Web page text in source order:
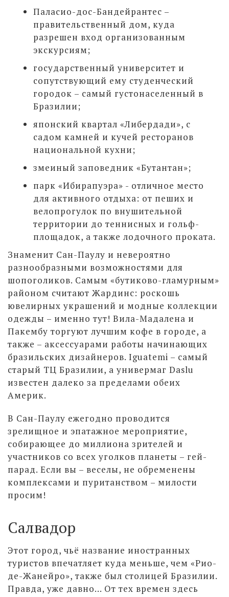
Паласио-дос-Бандейрантес –
правительственный дом, куда
разрешен вход организованным
экскурсиям;
государственный университет и
сопутствующий ему студенческий
городок – самый густонаселенный в
Бразилии;
японский квартал «Либердади», с
садом камней и кучей ресторанов
национальной кухни;
змеиный заповедник «Бутантан»;
парк «Ибирапуэра» - отличное место
для активного отдыха: от пеших и
велопрогулок по внушительной
территории до теннисных и гольф-
площадок, а также лодочного проката.
Знаменит Сан-Паулу и невероятно
разнообразными возможностями для
шопоголиков. Самым «бутиково-гламурным»
районом считают Жардинс: роскошь
ювелирных украшений и модные коллекции
одежды – именно тут! Вила-Мадалена и
Пакембу торгуют лучшим кофе в городе, а
также – аксессуарами работы начинающих
бразильских дизайнеров. Iguatemi – самый
старый ТЦ Бразилии, а универмаг Daslu
известен далеко за пределами обеих
Америк.
В Сан-Паулу ежегодно проводится
зрелищное и эпатажное мероприятие,
собирающее до миллиона зрителей и
участников со всех уголков планеты – гей-
парад. Если вы – веселы, не обременены
комплексами и пуританством – милости
просим!
Салвадор
Этот город, чьё название иностранных
туристов впечатляет куда меньше, чем «Рио-
де-Жанейро», также был столицей Бразилии.
Правда, уже давно… От тех времен здесь